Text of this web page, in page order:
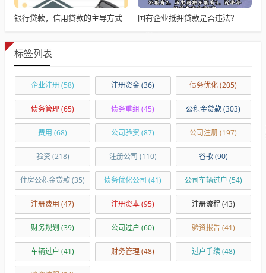
银行贷款，信用贷款的主导方式 国有企业抵押贷款是否违法？
标签列表
企业注册(58) 注册资金(36) 债务优化(205)
债务管理(65) 债务重组 (45) 公积金贷款(303)
费用 (68) 公司验资 (87) 公司注册(197)
验资 (218) 注册公司 (110) 谷歌(90)
住房公积金贷款(35) 债务优化公司 (41) 公司车辆过户 (54)
注册费用 (47) 注册资本(95) 注册流程(43)
财务规划 (39) 公司过户 (60) 验资报告(41)
车辆过户 (41) 财务管理(48) 过户手续(48)